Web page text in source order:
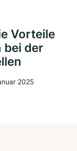
Vorteile
bei der
2025